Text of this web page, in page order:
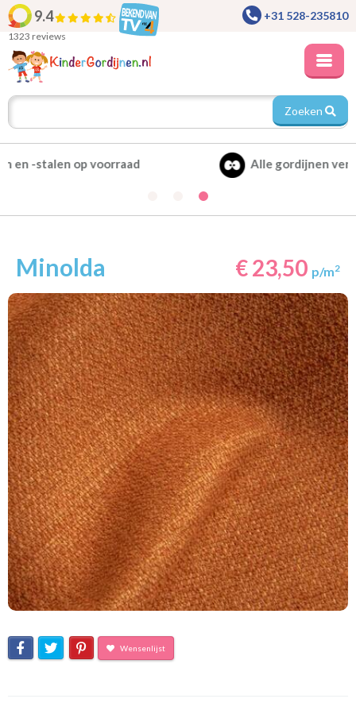
9.4
1323 reviews
+31 528-235810
Zoeken
Alle gordijnen verduisterend leverbaar
Minolda € 23,50 p/m2
Wensenlijst